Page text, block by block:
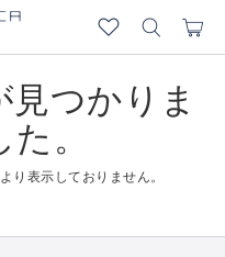
つかりま
。
り表示しておりません。